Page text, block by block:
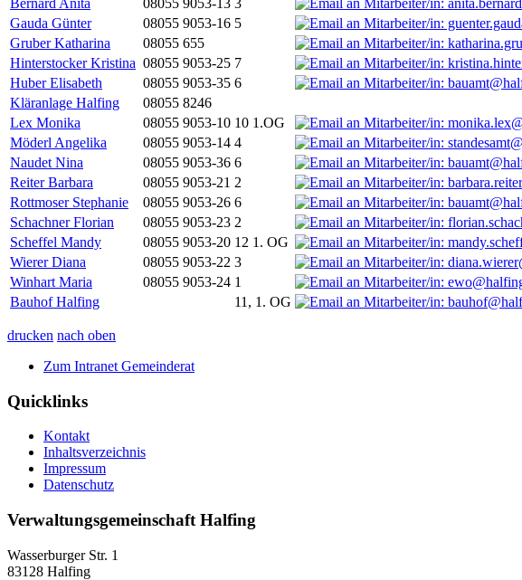
Bernard Anita
08055 9053-13 3
Gauda Günter
08055 9053-16 5
Gruber Katharina
08055 655
Hinterstocker Kristina 08055 9053-25 7
Huber Elisabeth
08055 9053-35 6
Kläranlage Halfing
08055 8246
Lex Monika
08055 9053-10 10 1.OG
Möderl Angelika
08055 9053-14 4
Naudet Nina
08055 9053-36 6
Reiter Barbara
08055 9053-21 2
Rottmoser Stephanie
08055 9053-26 6
Schachner Florian
08055 9053-23 2
Scheffel Mandy
08055 9053-20 12 1. OG
Wierer Diana
08055 9053-22 3
Winhart Maria
08055 9053-24 1
Bauhof Halfing
11, 1. OG
drucken nach oben
Zum Intranet Gemeinderat
Quicklinks
Kontakt
Inhaltsverzeichnis
Impressum
Datenschutz
Verwaltungsgemeinschaft Halfing
Wasserburger Str. 1
83128 Halfing